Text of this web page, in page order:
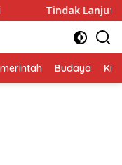
Lanjut Perintah
Budaya